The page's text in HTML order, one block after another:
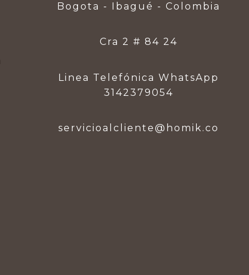
Bogota - Ibagué - Colombia
Cra 2 # 84 24
Linea Telefónica WhatsApp
3142379054
servicioalcliente@homik.co